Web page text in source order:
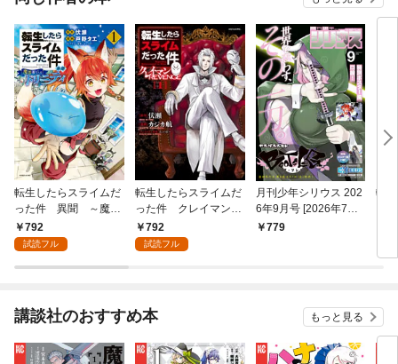
バーと世界に復讐＆
転生したらスライムだ
った件 異聞 ～魔国
暮らしのトリニティ～
（１）
792
試読フル
転生したらスライムだ
った件 クレイマンＲ
ＥＶＥＮＧＥ（１）
792
試読フル
月刊少年シリウス 202
6年9月号 [2026年7月2
4日発売]
779
転
講談社のおすすめ本 もっと見る